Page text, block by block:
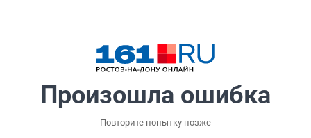
Произошла ошибка
Повторите попытку позже